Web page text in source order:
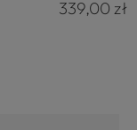
339,00 zł